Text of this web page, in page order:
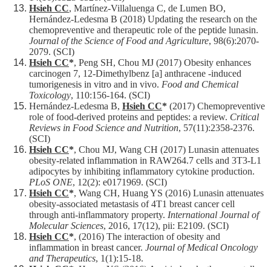
Hsieh CC, Martínez-Villaluenga C, de Lumen BO,
Hernández-Ledesma B (2018) Updating the research on the
chemopreventive and therapeutic role of the peptide lunasin.
Journal of the Science of Food and Agriculture, 98(6):2070-
2079. (SCI)
Hsieh CC*, Peng SH, Chou MJ (2017) Obesity enhances
carcinogen 7, 12-Dimethylbenz [a] anthracene -induced
tumorigenesis in vitro and in vivo. Food and Chemical
Toxicology, 110:156-164. (SCI)
Hernández-Ledesma B, Hsieh CC* (2017) Chemopreventive
role of food-derived proteins and peptides: a review. Critical
Reviews in Food Science and Nutrition, 57(11):2358-2376.
(SCI)
Hsieh CC*, Chou MJ, Wang CH (2017) Lunasin attenuates
obesity-related inflammation in RAW264.7 cells and 3T3-L1
adipocytes by inhibiting inflammatory cytokine production.
PLoS ONE, 12(2): e0171969. (SCI)
Hsieh CC*, Wang CH, Huang YS (2016) Lunasin attenuates
obesity-associated metastasis of 4T1 breast cancer cell
through anti-inflammatory property. International Journal of
Molecular Sciences, 2016, 17(12), pii: E2109. (SCI)
Hsieh CC*, (2016) The interaction of obesity and
inflammation in breast cancer. Journal of Medical Oncology
and Therapeutics, 1(1):15-18.